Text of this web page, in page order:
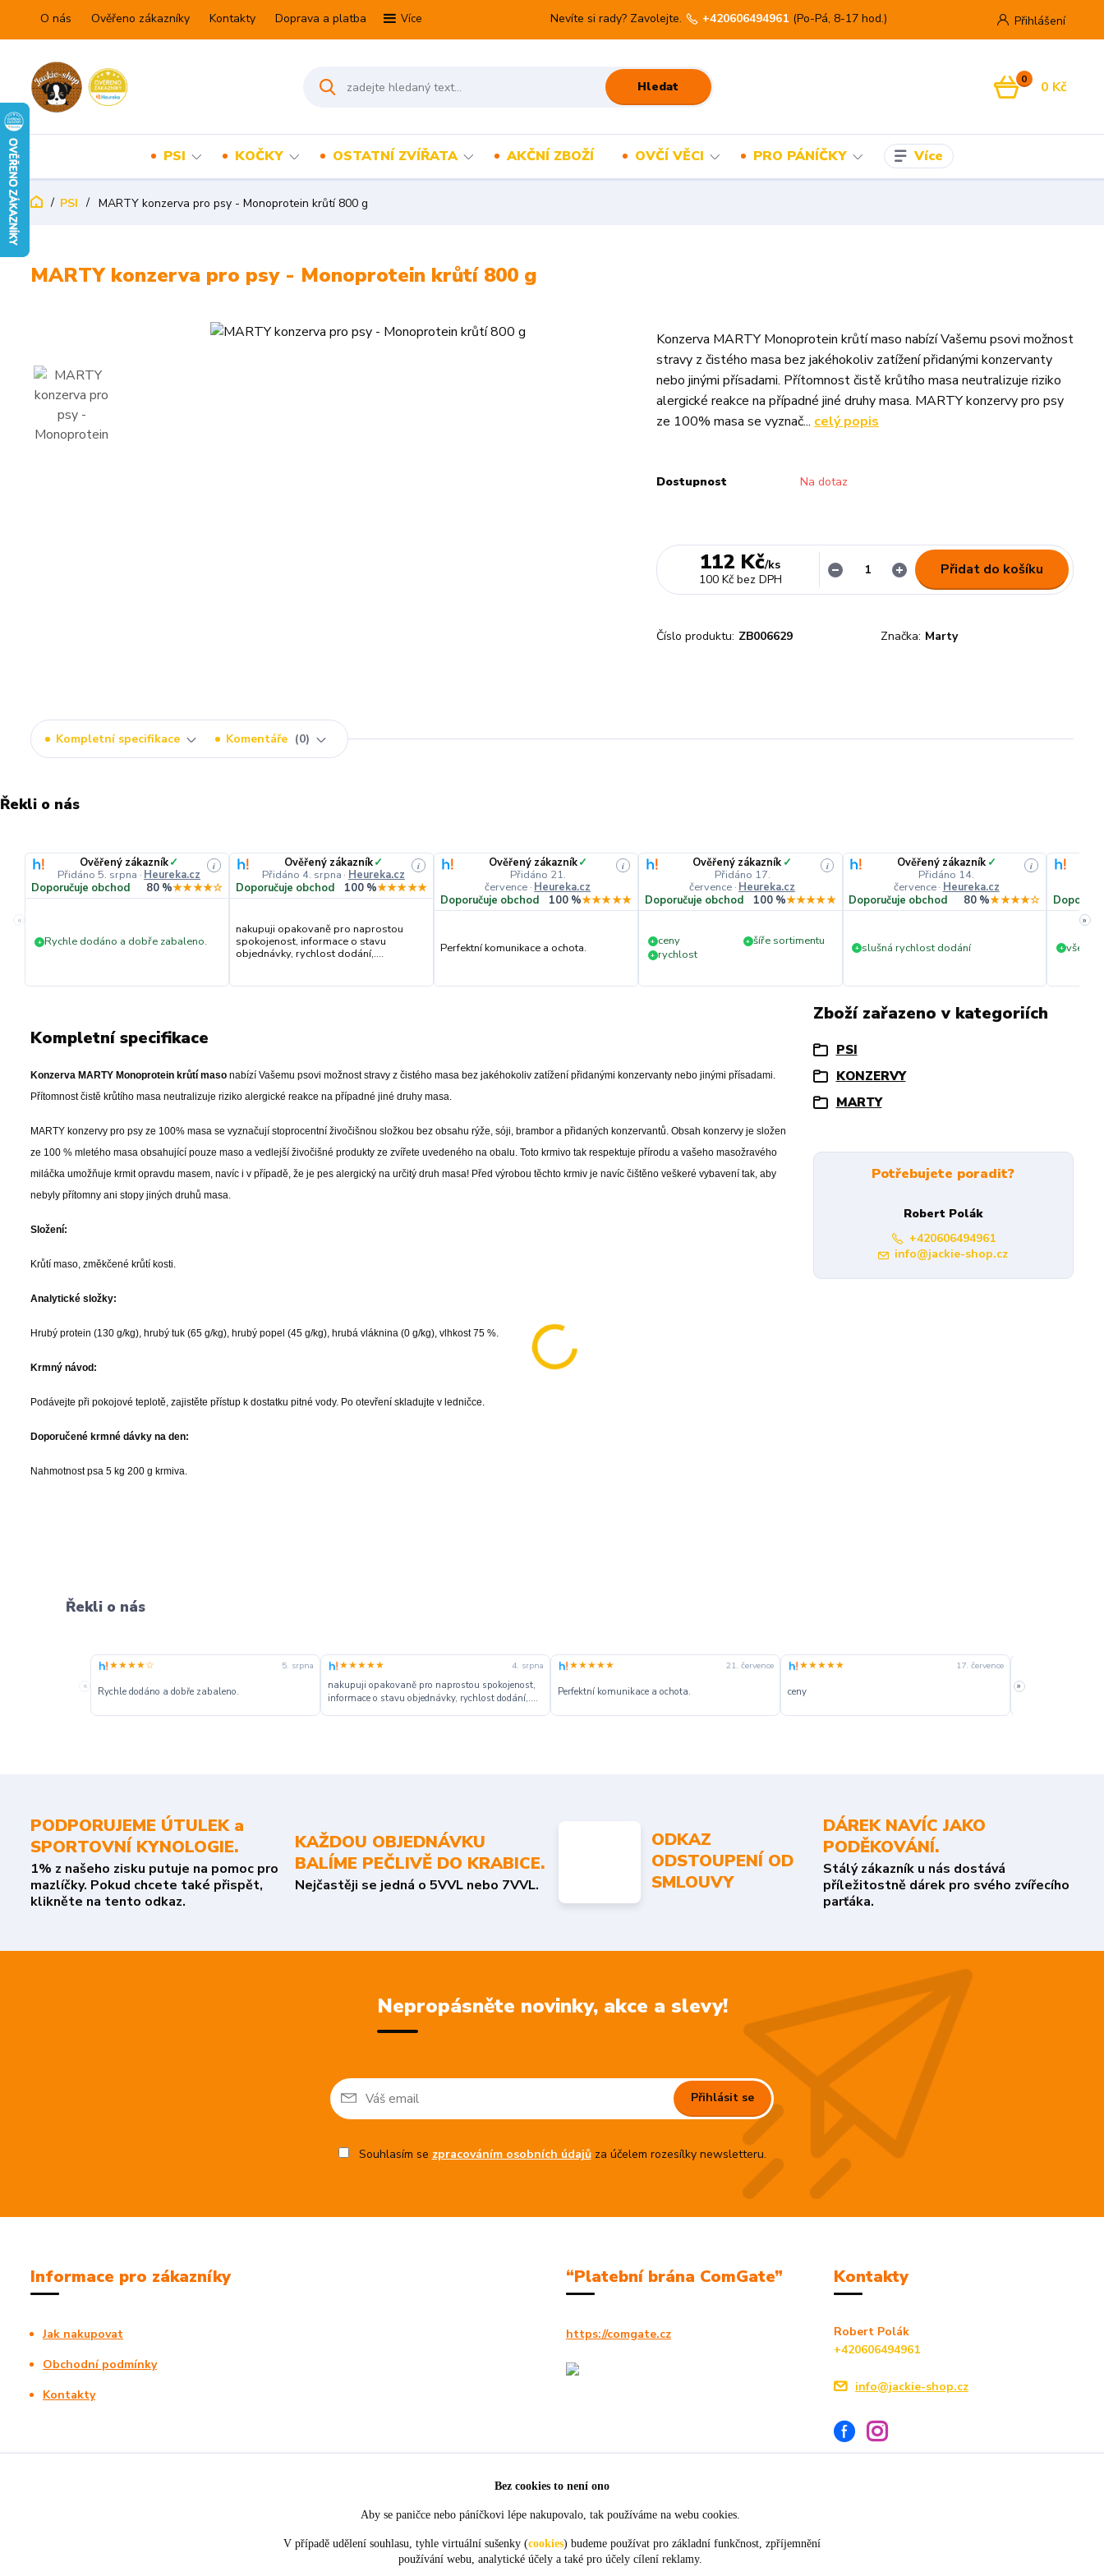
O nás Ověřeno zákazníky Kontakty Doprava a platba Více Přihlášení
Hledat
Nevíte si rady? Zavolejte. +420606494961 (Po-Pá, 8-17 hod.)
0 0 Kč
PSI KOČKY OSTATNÍ ZVÍŘATA AKČNÍ ZBOŽÍ OVČÍ VĚCI PRO PÁNÍČKY Více
PSI MARTY konzerva pro psy - Monoprotein krůtí 800 g
MARTY konzerva pro psy - Monoprotein krůtí 800 g
Konzerva MARTY Monoprotein krůtí maso nabízí Vašemu psovi možnost
stravy z čistého masa bez jakéhokoliv zatížení přidanými konzervanty
nebo jinými přísadami. Přítomnost čistě krůtího masa neutralizuje riziko
alergické reakce na případné jiné druhy masa. MARTY konzervy pro psy
ze 100% masa se vyznač... celý popis
Dostupnost Na dotaz
112 Kč/ks
100 Kč bez DPH
Přidat do košíku
Číslo produktu: ZB006629 Značka: Marty
Kompletní specifikace Komentáře 0
Řekli o nás
«
Ověřený zákazník✓
Přidáno 5. srpna · Heureka.cz
i
Doporučuje obchod 80 %★★★★☆
+ Rychle dodáno a dobře zabaleno.
Ověřený zákazník✓
Přidáno 4. srpna · Heureka.cz
i
Doporučuje obchod 100 %★★★★★
nakupuji opakovaně pro naprostou
spokojenost, informace o stavu
objednávky, rychlost dodání,....
Ověřený zákazník✓
Přidáno 21.
července · Heureka.cz
i
Doporučuje obchod 100 %★★★★★
Perfektní komunikace a ochota.
Ověřený zákazník ✓
Přidáno 17.
července · Heureka.cz
i
Doporučuje obchod 100 %★★★★★
+ ceny + šíře sortimentu
+ rychlost
Ověřený zákazník ✓
Přidáno 14.
července· Heureka.cz
i
Doporučuje obchod 80 %★★★★☆
+ slušná rychlost dodání + vše v
»
Kompletní specifikace
Konzerva MARTY Monoprotein krůtí maso nabízí Vašemu psovi možnost stravy z čistého masa bez jakéhokoliv zatížení přidanými konzervanty nebo jinými přísadami.
Přítomnost čistě krůtího masa neutralizuje riziko alergické reakce na případné jiné druhy masa.
MARTY konzervy pro psy ze 100% masa se vyznačují stoprocentní živočišnou složkou bez obsahu rýže, sóji, brambor a přidaných konzervantů. Obsah konzervy je složen
ze 100 % mletého masa obsahující pouze maso a vedlejší živočišné produkty ze zvířete uvedeného na obalu. Toto krmivo tak respektuje přírodu a vašeho masožravého
miláčka umožňuje krmit opravdu masem, navíc i v případě, že je pes alergický na určitý druh masa! Před výrobou těchto krmiv je navíc čištěno veškeré vybavení tak, aby
nebyly přítomny ani stopy jiných druhů masa.
Složení:
Krůtí maso, změkčené krůtí kosti.
Analytické složky:
Hrubý protein (130 g/kg), hrubý tuk (65 g/kg), hrubý popel (45 g/kg), hrubá vláknina (0 g/kg), vlhkost 75 %.
Krmný návod:
Podávejte při pokojové teplotě, zajistěte přístup k dostatku pitné vody. Po otevření skladujte v ledničce.
Doporučené krmné dávky na den:
Nahmotnost psa 5 kg 200 g krmiva.
Zboží zařazeno v kategoriích
PSI
KONZERVY
MARTY
Potřebujete poradit?
Robert Polák
+420606494961
info@jackie-shop.cz
Řekli o nás
«
★★★★☆ 5. srpna
Rychle dodáno a dobře zabaleno.
★★★★★ 4. srpna
nakupuji opakovaně pro naprostou spokojenost,
informace o stavu objednávky, rychlost dodání,....
★★★★★ 21. července
Perfektní komunikace a ochota.
★★★★★ 17. července
ceny
slušná rychlost
»
PODPORUJEME ÚTULEK a
SPORTOVNÍ KYNOLOGIE.
1% z našeho zisku putuje na pomoc pro
mazlíčky. Pokud chcete také přispět,
klikněte na tento odkaz.
KAŽDOU OBJEDNÁVKU
BALÍME PEČLIVĚ DO KRABICE.
Nejčastěji se jedná o 5VVL nebo 7VVL.
ODKAZ
ODSTOUPENÍ OD
SMLOUVY
DÁREK NAVÍC JAKO
PODĚKOVÁNÍ.
Stálý zákazník u nás dostává
příležitostně dárek pro svého zvířecího
parťáka.
Nepropásněte novinky, akce a slevy!
Přihlásit se
Souhlasím se zpracováním osobních údajůza účelem rozesílky newsletteru.
Informace pro zákazníky
Jak nakupovat
Obchodní podmínky
Kontakty
“Platební brána ComGate”
https://comgate.cz
Kontakty
Robert Polák
+420606494961
info@jackie-shop.cz
Bez cookies to není ono
Aby se paničce nebo páníčkovi lépe nakupovalo, tak používáme na webu cookies.
V případě udělení souhlasu, tyhle virtuální sušenky (cookies) budeme používat pro základní funkčnost, zpříjemnění
používání webu, analytické účely a také pro účely cílení reklamy.